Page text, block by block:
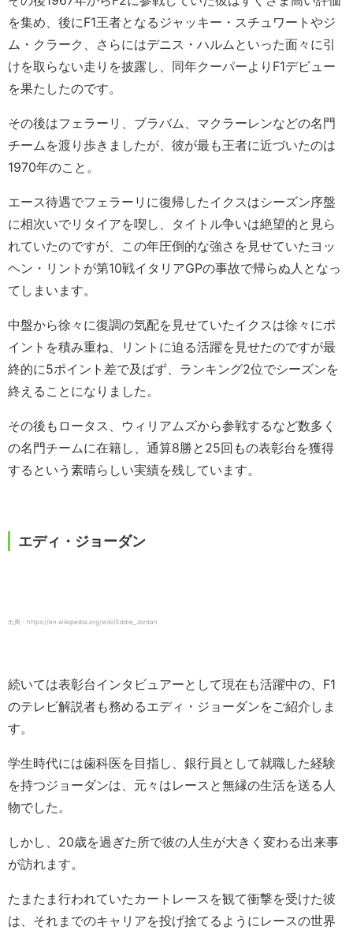
を集め、後にF1王者となるジャッキー・スチュワートやジ
ム・クラーク、さらにはデニス・ハルムといった面々に引
けを取らない走りを披露し、同年クーパーよりF1デビュー
を果たしたのです。
その後はフェラーリ、ブラバム、マクラーレンなどの名門
チームを渡り歩きましたが、彼が最も王者に近づいたのは
1970年のこと。
エース待遇でフェラーリに復帰したイクスはシーズン序盤
に相次いでリタイアを喫し、タイトル争いは絶望的と見ら
れていたのですが、この年圧倒的な強さを見せていたヨッ
ヘン・リントが第10戦イタリアGPの事故で帰らぬ人となっ
てしまいます。
中盤から徐々に復調の気配を見せていたイクスは徐々にポ
イントを積み重ね、リントに迫る活躍を見せたのですが最
終的に5ポイント差で及ばず、ランキング2位でシーズンを
終えることになりました。
その後もロータス、ウィリアムズから参戦するなど数多く
の名門チームに在籍し、通算8勝と25回もの表彰台を獲得
するという素晴らしい実績を残しています。
エディ・ジョーダン
出典：https://en.wikipedia.org/wiki/Eddie_Jordan
続いては表彰台インタビュアーとして現在も活躍中の、F1
のテレビ解説者も務めるエディ・ジョーダンをご紹介しま
す。
学生時代には歯科医を目指し、銀行員として就職した経験
を持つジョーダンは、元々はレースと無縁の生活を送る人
物でした。
しかし、20歳を過ぎた所で彼の人生が大きく変わる出来事
が訪れます。
たまたま行われていたカートレースを観て衝撃を受けた彼
は、それまでのキャリアを投げ捨てるようにレースの世界